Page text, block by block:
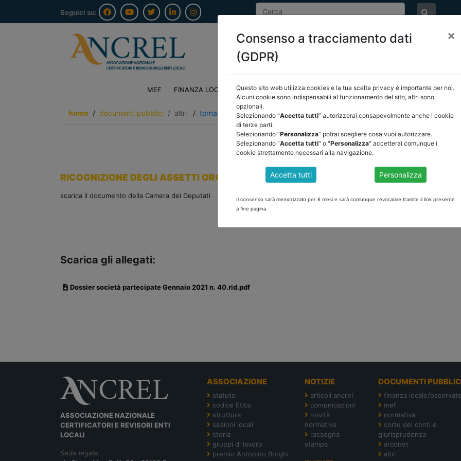
Seguici su:
MEF FINANZA LOCALE/OSSERVATORIO NORMATIVA CORTE DEI CONTI E
home documenti pubblici altri / torna indietro
DOCUMENTI PUBBLICI
RICOGNIZIONE DEGLI ASSETTI ORGANIZZATIVI DELLE PRINCIPALI SOCIETA' A
scarica il documento della Camera dei Deputati
Scarica gli allegati:
Dossier società partecipate Gennaio 2021 n. 40.rid.pdf
ASSOCIAZIONE NAZIONALE
CERTIFICATORI E REVISORI ENTI
LOCALI
Sede legale:
ASSOCIAZIONE
statuto
codice Etico
struttura
sezioni locali
storia
gruppi di lavoro
premio Antonino Borghi
NOTIZIE
articoli ancrel
comunicazioni
novità
normative
rassegna
stampa
DOCUMENTI
finanza locale/
mef
normativa
corte dei conti e
giurisprudenza
arconet
altri
Consenso a tracciamento dati
(GDPR)
×
Questo sito web utilizza cookies e la tua scelta privacy è importante per noi.
Alcuni cookie sono indispensabili al funzionamento del sito, altri sono
opzionali.
Selezionando “Accetta tutti” autorizzerai consapevolmente anche i cookie
di terze parti.
Selezionando “Personalizza” potrai scegliere cosa vuoi autorizzare.
Selezionando "Accetta tutti" o "Personalizza" accetterai comunque i
cookie strettamente necessari alla navigazione.
Accetta tutti Personalizza
Il consenso sarà memorizzato per 6 mesi e sarà comunque revocabile tramite il link presente
a fine pagina.